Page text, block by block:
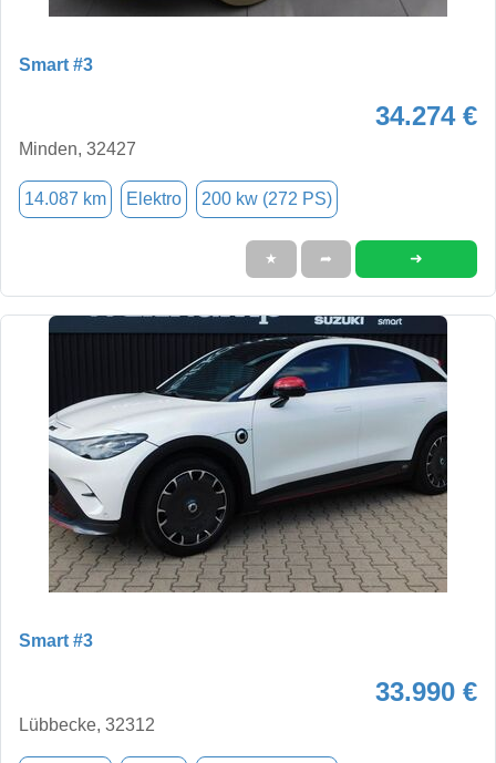
Smart #3
34.274 €
Minden, 32427
14.087 km Elektro 200 kw (272 PS)
★ ➦ ➜
Smart #3
33.990 €
Lübbecke, 32312